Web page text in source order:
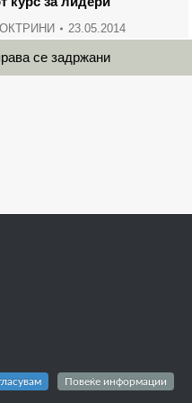
23.05.2014
се задржани
Повеќе информации